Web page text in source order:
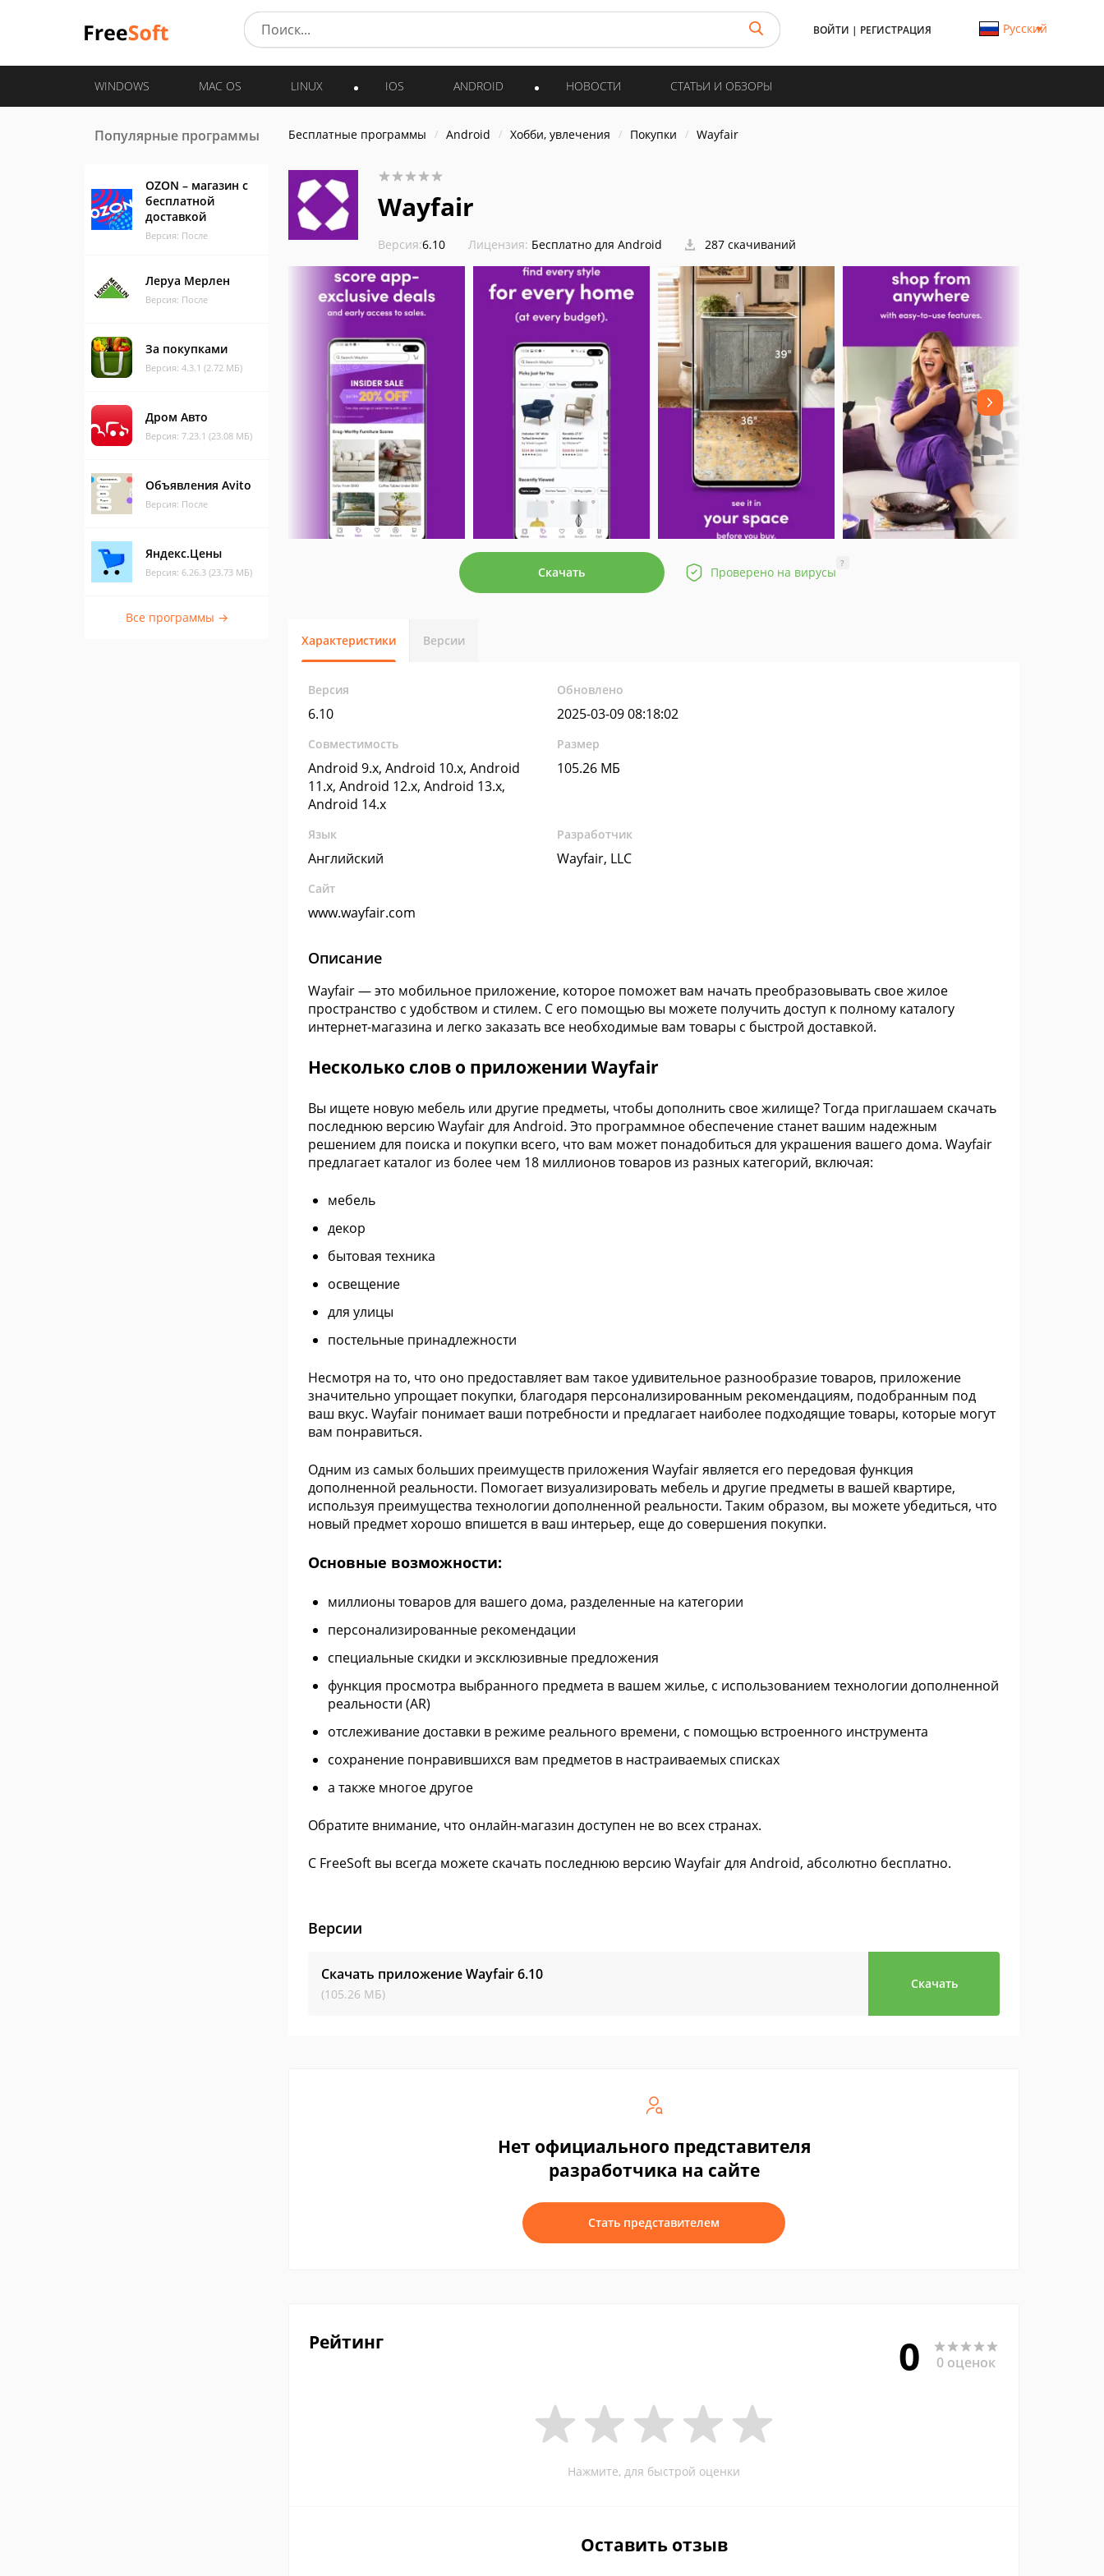
ВОЙТИ | РЕГИСТРАЦИЯ Русский
WINDOWS MAC OS LINUX IOS ANDROID НОВОСТИ СТАТЬИ И ОБЗОРЫ
Популярные программы
OZON – магазин с
бесплатной
доставкой
Версия: После
Леруа Мерлен
Версия: После
За покупками
Версия: 4.3.1 (2.72 МБ)
Дром Авто
Версия: 7.23.1 (23.08 МБ)
Объявления Avito
Версия: После
Яндекс.Цены
Версия: 6.26.3 (23.73 МБ)
Все программы →
Бесплатные программы Android Хобби, увлечения Покупки Wayfair
Wayfair
Версия:6.10 Лицензия: Бесплатно для Android 287 скачиваний
Скачать Проверено на вирусы
?
Характеристики Версии
Версия
6.10
Обновлено
2025-03-09 08:18:02
Совместимость
Android 9.x, Android 10.x, Android
11.x, Android 12.x, Android 13.x,
Android 14.x
Размер
105.26 МБ
Язык
Английский
Разработчик
Wayfair, LLC
Сайт
www.wayfair.com
Описание
Wayfair — это мобильное приложение, которое поможет вам начать преобразовывать свое жилое
пространство с удобством и стилем. С его помощью вы можете получить доступ к полному каталогу
интернет-магазина и легко заказать все необходимые вам товары с быстрой доставкой.
Несколько слов о приложении Wayfair
Вы ищете новую мебель или другие предметы, чтобы дополнить свое жилище? Тогда приглашаем скачать
последнюю версию Wayfair для Android. Это программное обеспечение станет вашим надежным
решением для поиска и покупки всего, что вам может понадобиться для украшения вашего дома. Wayfair
предлагает каталог из более чем 18 миллионов товаров из разных категорий, включая:
мебель
декор
бытовая техника
освещение
для улицы
постельные принадлежности
Несмотря на то, что оно предоставляет вам такое удивительное разнообразие товаров, приложение
значительно упрощает покупки, благодаря персонализированным рекомендациям, подобранным под
ваш вкус. Wayfair понимает ваши потребности и предлагает наиболее подходящие товары, которые могут
вам понравиться.
Одним из самых больших преимуществ приложения Wayfair является его передовая функция
дополненной реальности. Помогает визуализировать мебель и другие предметы в вашей квартире,
используя преимущества технологии дополненной реальности. Таким образом, вы можете убедиться, что
новый предмет хорошо впишется в ваш интерьер, еще до совершения покупки.
Основные возможности:
миллионы товаров для вашего дома, разделенные на категории
персонализированные рекомендации
специальные скидки и эксклюзивные предложения
функция просмотра выбранного предмета в вашем жилье, с использованием технологии дополненной
реальности (AR)
отслеживание доставки в режиме реального времени, с помощью встроенного инструмента
сохранение понравившихся вам предметов в настраиваемых списках
а также многое другое
Обратите внимание, что онлайн-магазин доступен не во всех странах.
С FreeSoft вы всегда можете скачать последнюю версию Wayfair для Android, абсолютно бесплатно.
Версии
Скачать приложение Wayfair6.10
(105.26 МБ)
Скачать
Нет официального представителя
разработчика на сайте
Стать представителем
Рейтинг 0 0 оценок
Нажмите, для быстрой оценки
Оставить отзыв